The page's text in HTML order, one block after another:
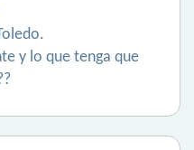
y lo que tenga que